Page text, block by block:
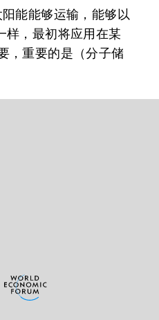
能能够运输，能够以
，最初将应用在某
，重要的是（分子储